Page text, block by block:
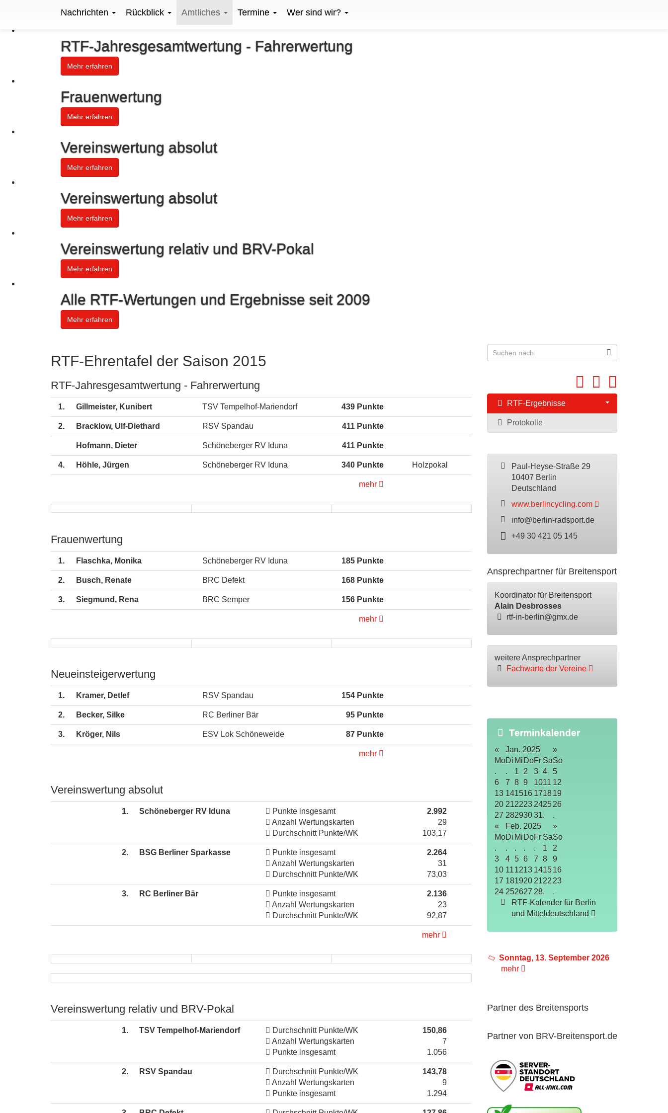
Nachrichten Rückblick Amtliches Termine Wer sind wir?
RTF-Jahresgesamtwertung - Fahrerwertung
Mehr erfahren
Frauenwertung
Mehr erfahren
Vereinswertung absolut
Mehr erfahren
Vereinswertung absolut
Mehr erfahren
Vereinswertung relativ und BRV-Pokal
Mehr erfahren
Alle RTF-Wertungen und Ergebnisse seit 2009
Mehr erfahren
RTF-Ehrentafel der Saison 2015
RTF-Jahresgesamtwertung - Fahrerwertung
1. Gillmeister, Kunibert TSV Tempelhof-Mariendorf 439 Punkte
2. Bracklow, Ulf-Diethard RSV Spandau 411 Punkte
Hofmann, Dieter Schöneberger RV Iduna 411 Punkte
4. Höhle, Jürgen Schöneberger RV Iduna 340 Punkte Holzpokal
mehr
Frauenwertung
1. Flaschka, Monika Schöneberger RV Iduna 185 Punkte
2. Busch, Renate BRC Defekt 168 Punkte
3. Siegmund, Rena BRC Semper 156 Punkte
mehr
Neueinsteigerwertung
1. Kramer, Detlef RSV Spandau 154 Punkte
2. Becker, Silke RC Berliner Bär 95 Punkte
3. Kröger, Nils ESV Lok Schöneweide 87 Punkte
mehr
Vereinswertung absolut
1. Schöneberger RV Iduna
Punkte insgesamt
Anzahl Wertungskarten
Durchschnitt Punkte/WK
2.992
29
103,17
2. BSG Berliner Sparkasse
Punkte insgesamt
Anzahl Wertungskarten
Durchschnitt Punkte/WK
2.264
31
73,03
3. RC Berliner Bär
Punkte insgesamt
Anzahl Wertungskarten
Durchschnitt Punkte/WK
2.136
23
92,87
mehr
Vereinswertung relativ und BRV-Pokal
1. TSV Tempelhof-Mariendorf
Durchschnitt Punkte/WK
Anzahl Wertungskarten
Punkte insgesamt
150,86
7
1.056
2. RSV Spandau
Durchschnitt Punkte/WK
Anzahl Wertungskarten
Punkte insgesamt
143,78
9
1.294
RTF-Ergebnisse
Protokolle
Paul-Heyse-Straße 29
10407 Berlin
Deutschland
www.berlincycling.com
info@berlin-radsport.de
+49 30 421 05 145
Ansprechpartner für Breitensport
Koordinator für Breitensport
Alain Desbrosses
rtf-in-berlin@gmx.de
weitere Ansprechpartner
Fachwarte der Vereine
Terminkalender
« Jan. 2025
»
MoDi Mi DoFr SaSo
.
. 1 2 3 4
5
6
7 8 9 1011 12
13 141516 1718 19
20 212223 2425 26
27 282930 31.
.
«
Feb. 2025
»
MoDi Mi DoFr SaSo
.
. . . . 1
2
3
4 5 6 7 8
9
10 111213 1415 16
17 181920 2122 23
24 252627 28.
.
RTF-Kalender für Berlin
und Mitteldeutschland
Sonntag, 13. September 2026
mehr
Partner des Breitensports
Partner von BRV-Breitensport.de